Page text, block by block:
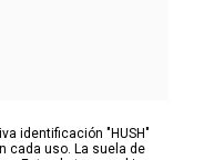
identificación "HUSH"
cada uso. La suela de